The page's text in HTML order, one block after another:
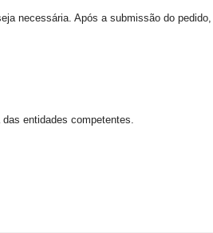
necessária. Após a submissão do
entidades competentes.